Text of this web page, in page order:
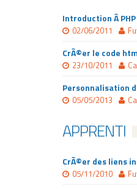
Introduction Ã PHP
02/06/2011
CrÃ©er le code
23/10/2011
Personnalisation
05/05/2013
APPRENTI
CrÃ©er des liens
05/11/2010